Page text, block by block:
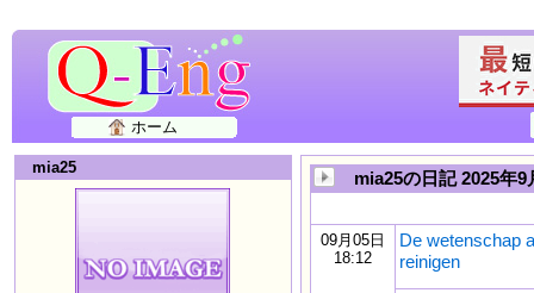
ホーム
mia25
mia25の日記 2025年9
09月05日
18:12
De wetenschap
reinigen